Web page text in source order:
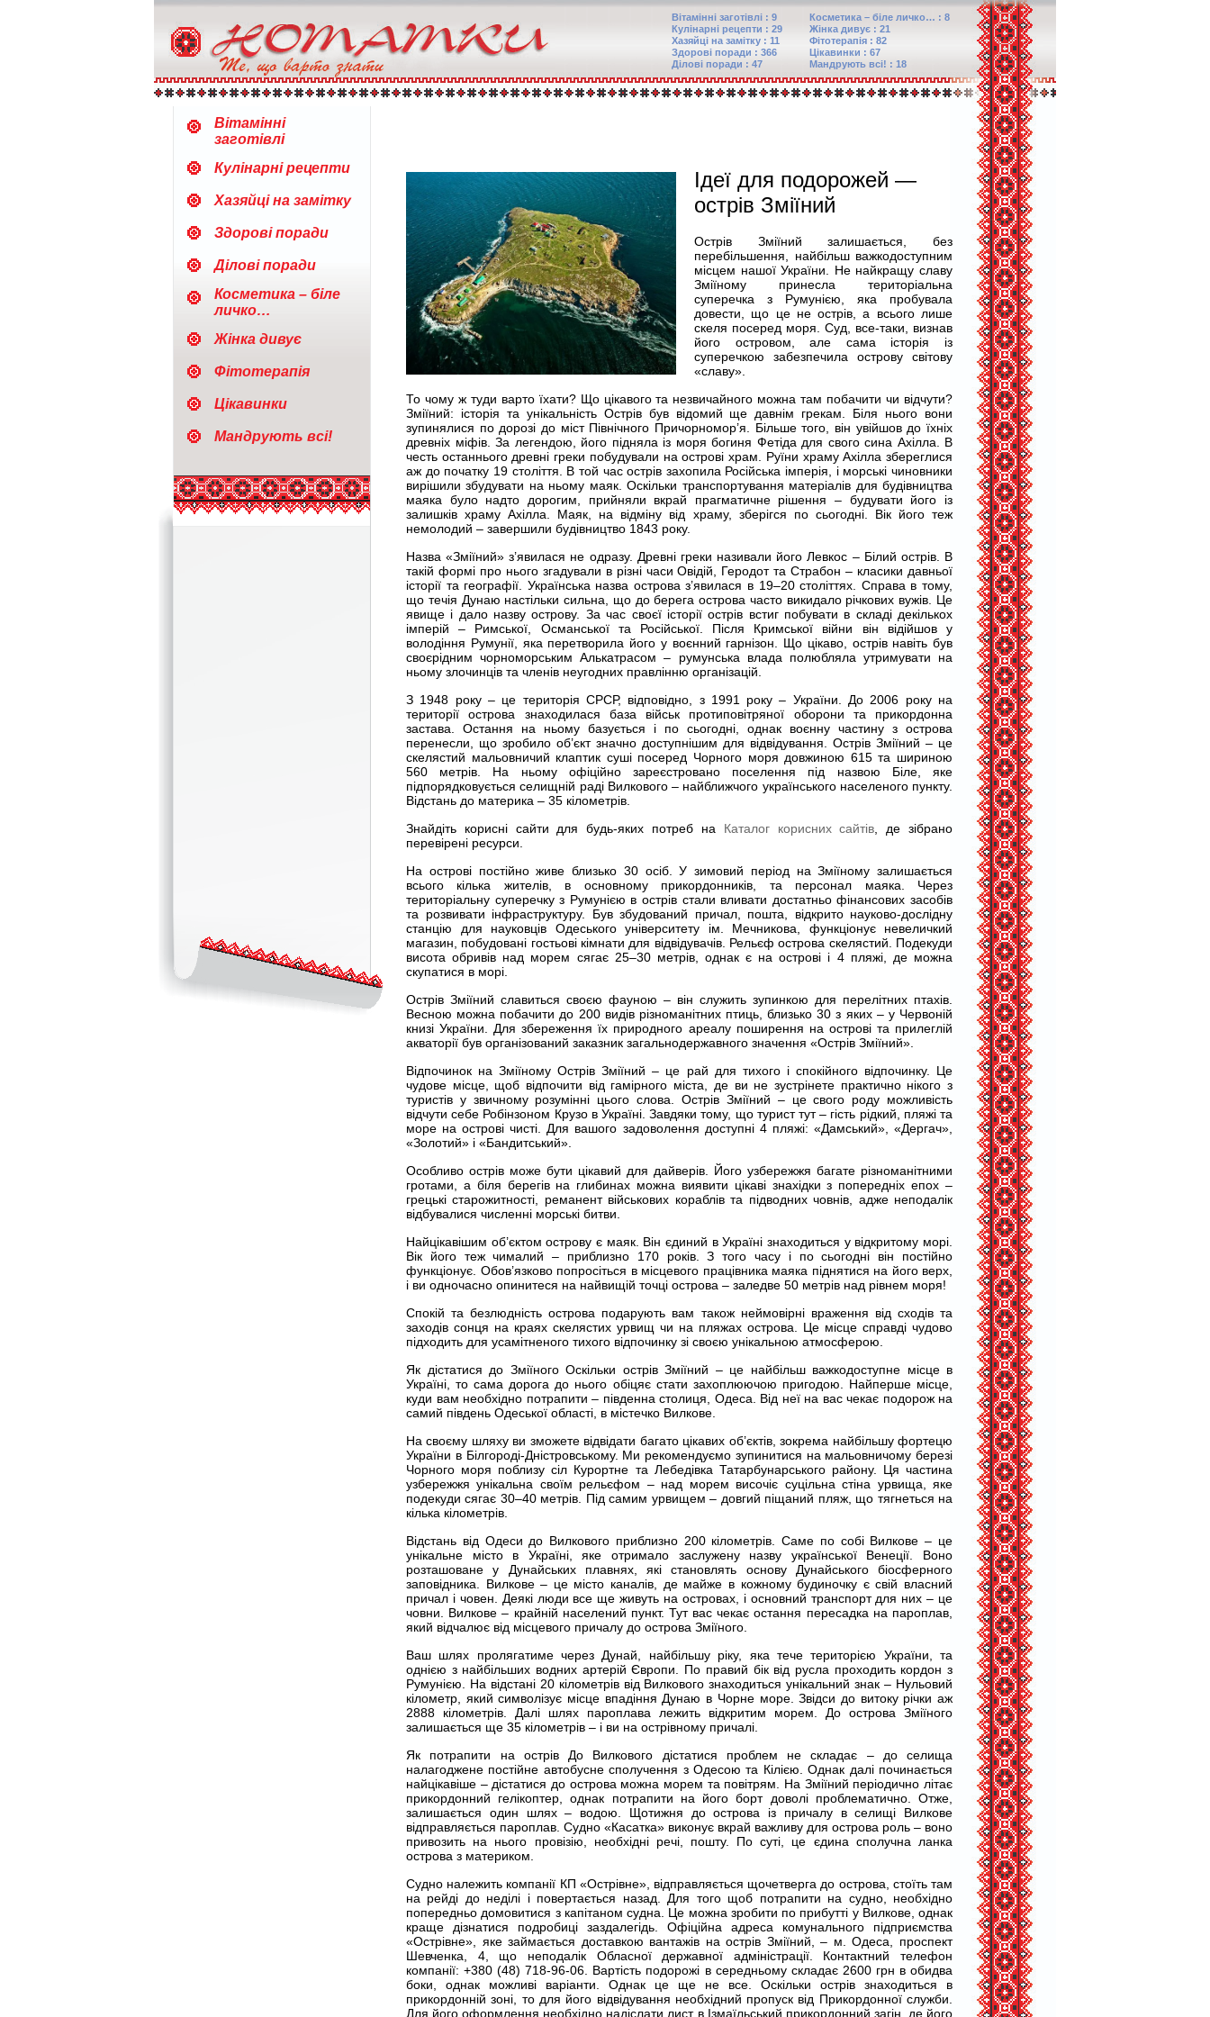
Косметика – біле личко… : 8
Жінка дивує : 21
Фітотерапія : 82
Цікавинки : 67
Мандрують всі! : 18
Вітамінні заготівлі : 9
Кулінарні рецепти : 29
Хазяйці на замітку : 11
Здорові поради : 366
Ділові поради : 47
Вітамінні
заготівлі
Кулінарні рецепти
Хазяйці на замітку
Здорові поради
Ділові поради
Косметика – біле
личко…
Жінка дивує
Фітотерапія
Цікавинки
Мандрують всі!
Ідеї для подорожей —
острів Зміїний
Острів Зміїний залишається, без
перебільшення, найбільш важкодоступним
місцем нашої України. Не найкращу славу
Зміїному принесла територіальна
суперечка з Румунією, яка пробувала
довести, що це не острів, а всього лише
скеля посеред моря. Суд, все-таки, визнав
його островом, але сама історія із
суперечкою забезпечила острову світову
«славу».
То чому ж туди варто їхати? Що цікавого та незвичайного можна там побачити чи відчути?
Зміїний: історія та унікальність Острів був відомий ще давнім грекам. Біля нього вони
зупинялися по дорозі до міст Північного Причорномор’я. Більше того, він увійшов до їхніх
древніх міфів. За легендою, його підняла із моря богиня Фетіда для свого сина Ахілла. В
честь останнього древні греки побудували на острові храм. Руїни храму Ахілла збереглися
аж до початку 19 століття. В той час острів захопила Російська імперія, і морські чиновники
вирішили збудувати на ньому маяк. Оскільки транспортування матеріалів для будівництва
маяка було надто дорогим, прийняли вкрай прагматичне рішення – будувати його із
залишків храму Ахілла. Маяк, на відміну від храму, зберігся по сьогодні. Вік його теж
немолодий – завершили будівництво 1843 року.
Назва «Зміїний» з’явилася не одразу. Древні греки називали його Левкос – Білий острів. В
такій формі про нього згадували в різні часи Овідій, Геродот та Страбон – класики давньої
історії та географії. Українська назва острова з’явилася в 19–20 століттях. Справа в тому,
що течія Дунаю настільки сильна, що до берега острова часто викидало річкових вужів. Це
явище і дало назву острову. За час своєї історії острів встиг побувати в складі декількох
імперій – Римської, Османської та Російської. Після Кримської війни він відійшов у
володіння Румунії, яка перетворила його у воєнний гарнізон. Що цікаво, острів навіть був
своєрідним чорноморським Алькатрасом – румунська влада полюбляла утримувати на
ньому злочинців та членів неугодних правлінню організацій.
З 1948 року – це територія СРСР, відповідно, з 1991 року – України. До 2006 року на
території острова знаходилася база військ протиповітряної оборони та прикордонна
застава. Остання на ньому базується і по сьогодні, однак воєнну частину з острова
перенесли, що зробило об’єкт значно доступнішим для відвідування. Острів Зміїний – це
скелястий мальовничий клаптик суші посеред Чорного моря довжиною 615 та шириною
560 метрів. На ньому офіційно зареєстровано поселення під назвою Біле, яке
підпорядковується селищній раді Вилкового – найближчого українського населеного пункту.
Відстань до материка – 35 кілометрів.
Знайдіть корисні сайти для будь-яких потреб на Каталог корисних сайтів , де зібрано
перевірені ресурси.
На острові постійно живе близько 30 осіб. У зимовий період на Зміїному залишається
всього кілька жителів, в основному прикордонників, та персонал маяка. Через
територіальну суперечку з Румунією в острів стали вливати достатньо фінансових засобів
та розвивати інфраструктуру. Був збудований причал, пошта, відкрито науково-дослідну
станцію для науковців Одеського університету ім. Мечникова, функціонує невеличкий
магазин, побудовані гостьові кімнати для відвідувачів. Рельєф острова скелястий. Подекуди
висота обривів над морем сягає 25–30 метрів, однак є на острові і 4 пляжі, де можна
скупатися в морі.
Острів Зміїний славиться своєю фауною – він служить зупинкою для перелітних птахів.
Весною можна побачити до 200 видів різноманітних птиць, близько 30 з яких – у Червоній
книзі України. Для збереження їх природного ареалу поширення на острові та прилеглій
акваторії був організований заказник загальнодержавного значення «Острів Зміїний».
Відпочинок на Зміїному Острів Зміїний – це рай для тихого і спокійного відпочинку. Це
чудове місце, щоб відпочити від гамірного міста, де ви не зустрінете практично нікого з
туристів у звичному розумінні цього слова. Острів Зміїний – це свого роду можливість
відчути себе Робінзоном Крузо в Україні. Завдяки тому, що турист тут – гість рідкий, пляжі та
море на острові чисті. Для вашого задоволення доступні 4 пляжі: «Дамський», «Дергач»,
«Золотий» і «Бандитський».
Особливо острів може бути цікавий для дайверів. Його узбережжя багате різноманітними
гротами, а біля берегів на глибинах можна виявити цікаві знахідки з попередніх епох –
грецькі старожитності, реманент військових кораблів та підводних човнів, адже неподалік
відбувалися численні морські битви.
Найцікавішим об’єктом острову є маяк. Він єдиний в Україні знаходиться у відкритому морі.
Вік його теж чималий – приблизно 170 років. З того часу і по сьогодні він постійно
функціонує. Обов’язково попросіться в місцевого працівника маяка піднятися на його верх,
і ви одночасно опинитеся на найвищій точці острова – заледве 50 метрів над рівнем моря!
Спокій та безлюдність острова подарують вам також неймовірні враження від сходів та
заходів сонця на краях скелястих урвищ чи на пляжах острова. Це місце справді чудово
підходить для усамітненого тихого відпочинку зі своєю унікальною атмосферою.
Як дістатися до Зміїного Оскільки острів Зміїний – це найбільш важкодоступне місце в
Україні, то сама дорога до нього обіцяє стати захоплюючою пригодою. Найперше місце,
куди вам необхідно потрапити – південна столиця, Одеса. Від неї на вас чекає подорож на
самий південь Одеської області, в містечко Вилкове.
На своєму шляху ви зможете відвідати багато цікавих об’єктів, зокрема найбільшу фортецю
України в Білгороді-Дністровському. Ми рекомендуємо зупинитися на мальовничому березі
Чорного моря поблизу сіл Курортне та Лебедівка Татарбунарського району. Ця частина
узбережжя унікальна своїм рельєфом – над морем височіє суцільна стіна урвища, яке
подекуди сягає 30–40 метрів. Під самим урвищем – довгий піщаний пляж, що тягнеться на
кілька кілометрів.
Відстань від Одеси до Вилкового приблизно 200 кілометрів. Саме по собі Вилкове – це
унікальне місто в Україні, яке отримало заслужену назву української Венеції. Воно
розташоване у Дунайських плавнях, які становлять основу Дунайського біосферного
заповідника. Вилкове – це місто каналів, де майже в кожному будиночку є свій власний
причал і човен. Деякі люди все ще живуть на островах, і основний транспорт для них – це
човни. Вилкове – крайній населений пункт. Тут вас чекає остання пересадка на пароплав,
який відчалює від місцевого причалу до острова Зміїного.
Ваш шлях пролягатиме через Дунай, найбільшу ріку, яка тече територією України, та
однією з найбільших водних артерій Європи. По правий бік від русла проходить кордон з
Румунією. На відстані 20 кілометрів від Вилкового знаходиться унікальний знак – Нульовий
кілометр, який символізує місце впадіння Дунаю в Чорне море. Звідси до витоку річки аж
2888 кілометрів. Далі шлях пароплава лежить відкритим морем. До острова Зміїного
залишається ще 35 кілометрів – і ви на острівному причалі.
Як потрапити на острів До Вилкового дістатися проблем не складає – до селища
налагоджене постійне автобусне сполучення з Одесою та Кілією. Однак далі починається
найцікавіше – дістатися до острова можна морем та повітрям. На Зміїний періодично літає
прикордонний гелікоптер, однак потрапити на його борт доволі проблематично. Отже,
залишається один шлях – водою. Щотижня до острова із причалу в селищі Вилкове
відправляється пароплав. Судно «Касатка» виконує вкрай важливу для острова роль – воно
привозить на нього провізію, необхідні речі, пошту. По суті, це єдина сполучна ланка
острова з материком.
Судно належить компанії КП «Острівне», відправляється щочетверга до острова, стоїть там
на рейді до неділі і повертається назад. Для того щоб потрапити на судно, необхідно
попередньо домовитися з капітаном судна. Це можна зробити по прибутті у Вилкове, однак
краще дізнатися подробиці заздалегідь. Офіційна адреса комунального підприємства
«Острівне», яке займається доставкою вантажів на острів Зміїний, – м. Одеса, проспект
Шевченка, 4, що неподалік Обласної державної адміністрації. Контактний телефон
компанії: +380 (48) 718-96-06. Вартість подорожі в середньому складає 2600 грн в обидва
боки, однак можливі варіанти. Однак це ще не все. Оскільки острів знаходиться в
прикордонній зоні, то для його відвідування необхідний пропуск від Прикордонної служби.
Для його оформлення необхідно надіслати лист в Ізмаїльський прикордонний загін, де його